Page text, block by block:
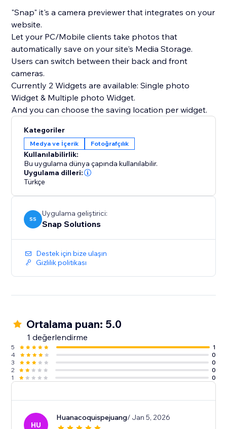
"Snap" it's a camera previewer that integrates on your
website.
Let your PC/Mobile clients take photos that
automatically save on your site's Media Storage.
Users can switch between their back and front
cameras.
Currently 2 Widgets are available: Single photo
Widget & Multiple photo Widget.
And you can choose the saving location per widget.
Kategoriler
Medya ve İçerik Fotoğrafçılık
Kullanılabilirlik:
Bu uygulama dünya çapında kullanılabilir.
Uygulama dilleri:
Türkçe
SS
Uygulama geliştirici:
Snap Solutions
Destek için bize ulaşın
Gizlilik politikası
Ortalama puan: 5.0
1 değerlendirme
5
1
4
0
3
0
2
0
1
0
HU
Huanacoquispejuang/ Jan 5, 2026